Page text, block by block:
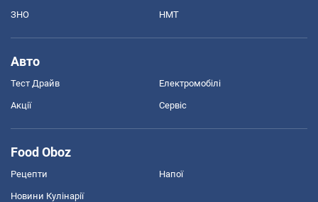
ЗНО НМТ
Авто
Тест Драйв Електромобілі
Акції Сервіс
Food Oboz
Рецепти Напої
Новини Кулінарії